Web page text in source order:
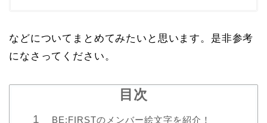
などについてまとめてみたいと思います。是非参考
になさってください。
目次
BE:FIRSTのメンバー絵文字を紹介！